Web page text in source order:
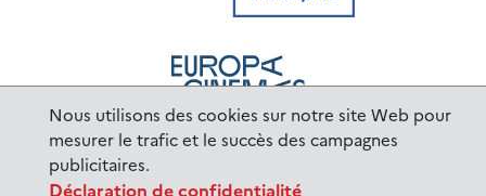
Nous utilisons des cookies sur notre site Web pour
mesurer le trafic et le succès des campagnes
publicitaires.
Déclaration de confidentialité
© 2023 Institut français de Prague |